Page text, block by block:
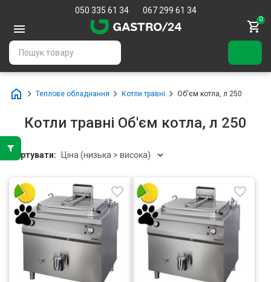
050 335 61 34 067 299 61 34
0
Теплове обладнання Котли травні Об'єм котла, л 250
Котли травні Об'єм котла, л 250
Сортувати: